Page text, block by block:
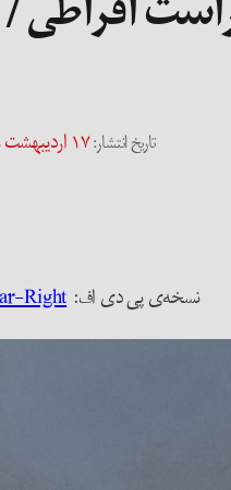
تاریخ انتشار:۱۷ اردیبهشت ۱۳۹۸
نسخه‌ی پی دی اف:Right